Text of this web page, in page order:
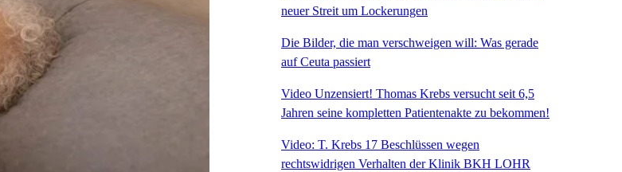
neuer Streit um Lockerungen
Die Bilder, die man verschweigen will: Was gerade
auf Ceuta passiert
Video Unzensiert! Thomas Krebs versucht seit 6,5
Jahren seine kompletten Patientenakte zu bekommen!
Video: T. Krebs 17 Beschlüssen wegen
rechtswidrigen Verhalten der Klinik BKH LOHR